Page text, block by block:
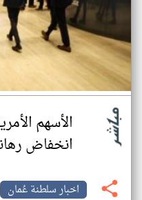
الأسهم
انخفاض
اخبار سلطنة عُمان